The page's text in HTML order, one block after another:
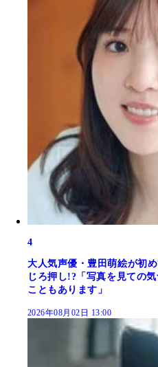
4
大人気声優・豊田萌絵が初
じろ押し!?「写真を見ての
こともあります」
2026年08月02日 13:00